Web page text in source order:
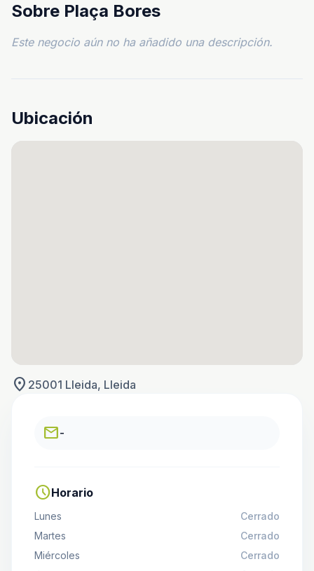
Sobre Plaça Bores
Este negocio aún no ha añadido una descripción.
Ubicación
location_on 25001 Lleida, Lleida
email-
scheduleHorario
Lunes
Cerrado
Martes
Cerrado
Miércoles
Cerrado